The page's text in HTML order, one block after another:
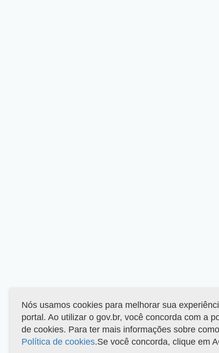
Nós usamos cookies para melhorar sua
portal. Ao utilizar o gov.br, você concorda com a
de cookies. Para ter mais informações sobre
Política de cookies.Se você concorda, clique em